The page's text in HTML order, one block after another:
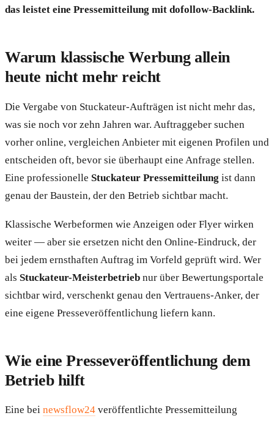
das leistet eine Pressemitteilung mit dofollow-Backlink.
Warum klassische Werbung allein
heute nicht mehr reicht
Die Vergabe von Stuckateur-Aufträgen ist nicht mehr das,
was sie noch vor zehn Jahren war. Auftraggeber suchen
vorher online, vergleichen Anbieter mit eigenen Profilen und
entscheiden oft, bevor sie überhaupt eine Anfrage stellen.
Eine professionelle Stuckateur Pressemitteilung ist dann
genau der Baustein, der den Betrieb sichtbar macht.
Klassische Werbeformen wie Anzeigen oder Flyer wirken
weiter — aber sie ersetzen nicht den Online-Eindruck, der
bei jedem ernsthaften Auftrag im Vorfeld geprüft wird. Wer
als Stuckateur-Meisterbetrieb nur über Bewertungsportale
sichtbar wird, verschenkt genau den Vertrauens-Anker, der
eine eigene Presseveröffentlichung liefern kann.
Wie eine Presseveröffentlichung dem
Betrieb hilft
Eine bei newsflow24 veröffentlichte Pressemitteilung